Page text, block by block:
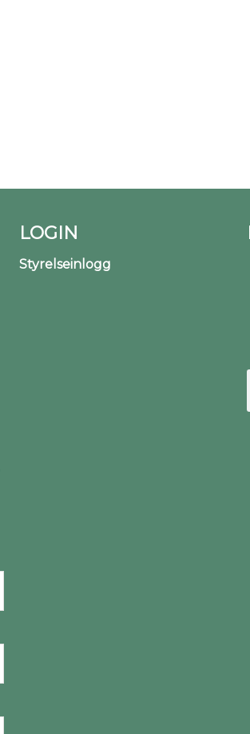
LOGIN
Styrelseinlogg